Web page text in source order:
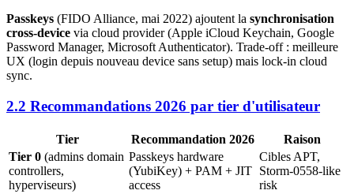
Passkeys (FIDO Alliance, mai 2022) ajoutent la synchronisation
cross-device via cloud provider (Apple iCloud Keychain, Google
Password Manager, Microsoft Authenticator). Trade-off : meilleure
UX (login depuis nouveau device sans setup) mais lock-in cloud
sync.
2.2 Recommandations 2026 par tier d'utilisateur
Tier Recommandation 2026
Raison
Tier 0 (admins domain
controllers,
hyperviseurs)
Passkeys hardware
(YubiKey) + PAM + JIT
access
Cibles APT,
Storm-0558-like
risk